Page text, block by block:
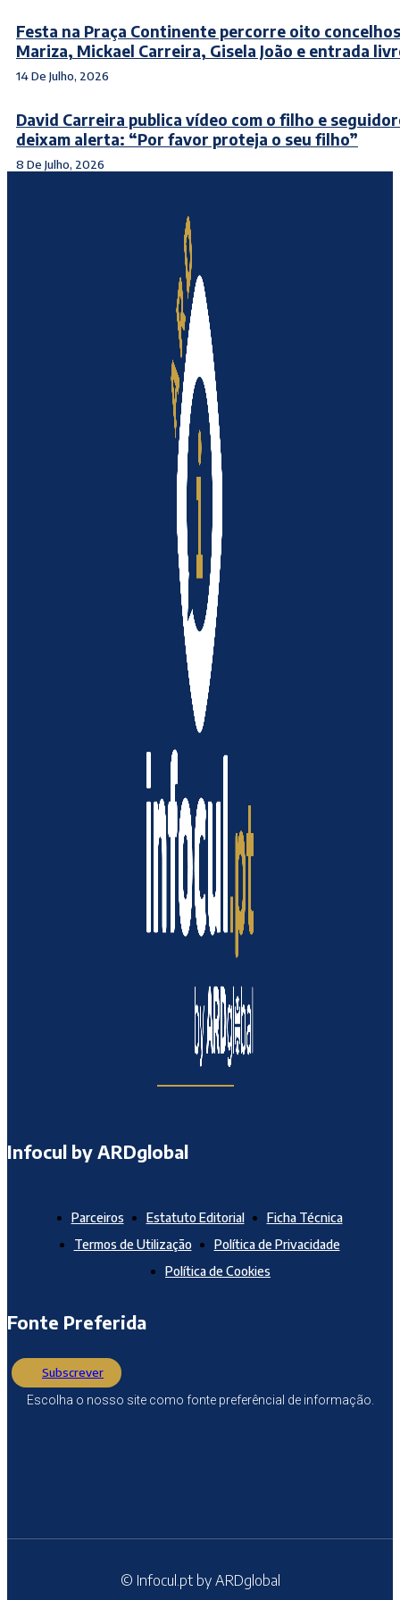
Festa na Praça Continente percorre oito
Mariza, Mickael Carreira, Gisela João e entrada
14 De Julho, 2026
David Carreira publica vídeo com o filho e
deixam alerta: “Por favor proteja o seu filho”
8 De Julho, 2026
Infocul by ARDglobal
Parceiros Estatuto Editorial
Ficha Técnica
Termos de Utilização
Política de Privacidade
Política de Cookies
Fonte Preferida
Subscrever
Escolha o nosso site como fonte preferêncial de informação.
© Infocul.pt by ARDglobal